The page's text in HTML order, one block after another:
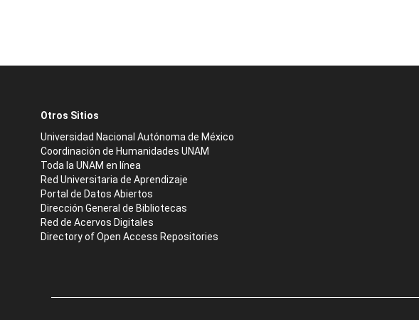
Otros Sitios
Universidad Nacional Autónoma de México
Coordinación de Humanidades UNAM
Toda la UNAM en línea
Red Universitaria de Aprendizaje
Portal de Datos Abiertos
Dirección General de Bibliotecas
Red de Acervos Digitales
Directory of Open Access Repositories